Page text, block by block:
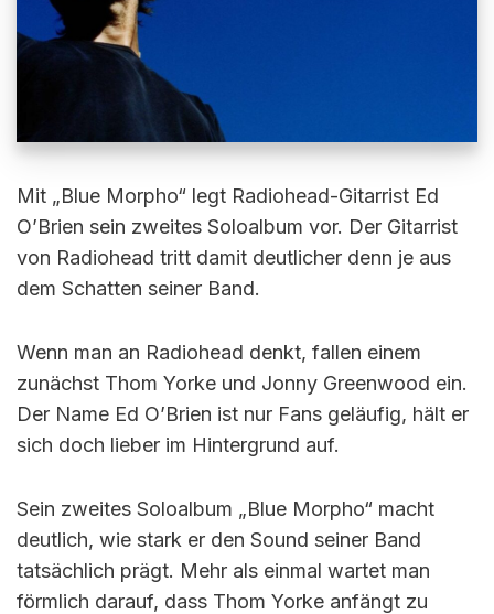
Mit „Blue Morpho“ legt Radiohead-Gitarrist Ed
O’Brien sein zweites Soloalbum vor. Der Gitarrist
von Radiohead tritt damit deutlicher denn je aus
dem Schatten seiner Band.
Wenn man an Radiohead denkt, fallen einem
zunächst Thom Yorke und Jonny Greenwood ein.
Der Name Ed O’Brien ist nur Fans geläufig, hält er
sich doch lieber im Hintergrund auf.
Sein zweites Soloalbum „Blue Morpho“ macht
deutlich, wie stark er den Sound seiner Band
tatsächlich prägt. Mehr als einmal wartet man
förmlich darauf, dass Thom Yorke anfängt zu